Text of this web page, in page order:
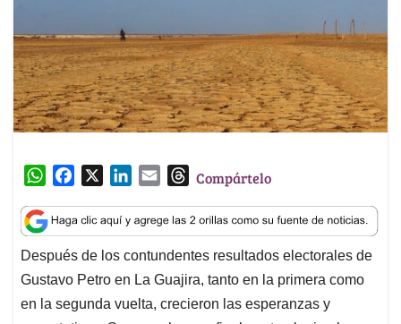
W
a
t
s
A
p
c
e
b
o
o
n
k
e
d
I
a
i
l
T
r
e
a
d
s
Compártelo
Después de los contundentes resultados electorales de
Gustavo Petro en La Guajira, tanto en la primera como
en la segunda vuelta, crecieron las esperanzas y